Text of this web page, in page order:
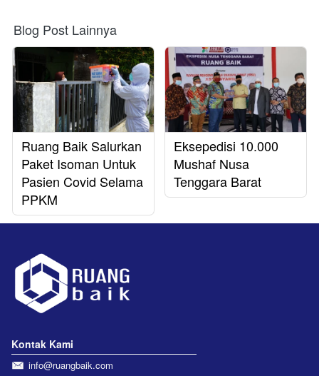
Blog Post Lainnya
Ruang Baik Salurkan
Paket Isoman Untuk
Pasien Covid Selama
PPKM
Eksepedisi 10.000
Mushaf Nusa
Tenggara Barat
Kontak Kami
info@ruangbaik.com